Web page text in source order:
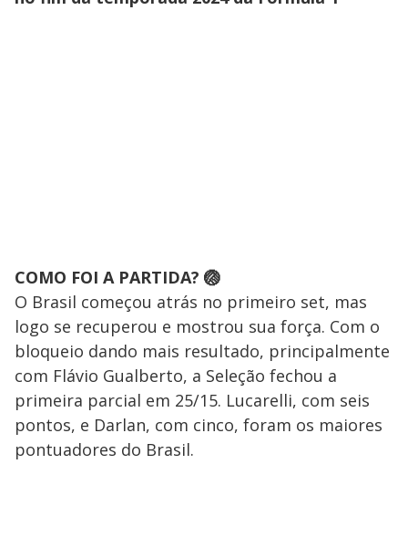
COMO FOI A PARTIDA? 🏐
O Brasil começou atrás no primeiro set, mas
logo se recuperou e mostrou sua força. Com o
bloqueio dando mais resultado, principalmente
com Flávio Gualberto, a Seleção fechou a
primeira parcial em 25/15. Lucarelli, com seis
pontos, e Darlan, com cinco, foram os maiores
pontuadores do Brasil.